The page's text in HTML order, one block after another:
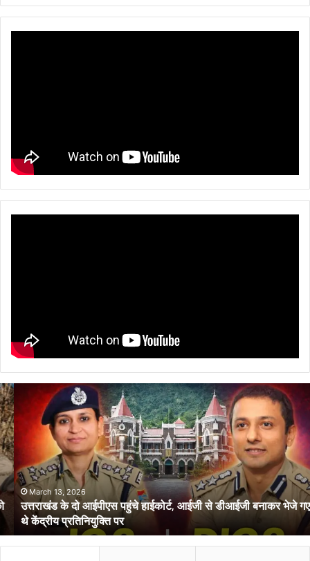
उत्तराखंड
के
दो
आईपीएस
पहुंचे
हाईकोर्ट,
आईजी
से
डीआईजी
बनाकर
भेजे
गए
March 13, 2026
उत्तराखंड के दो आईपीएस पहुंचे हाईकोर्ट, आईजी से डीआईजी बनाकर भेजे गए
थे केंद्रीय प्रतिनियुक्ति पर